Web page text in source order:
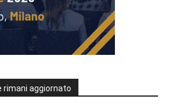
rimani aggiornato